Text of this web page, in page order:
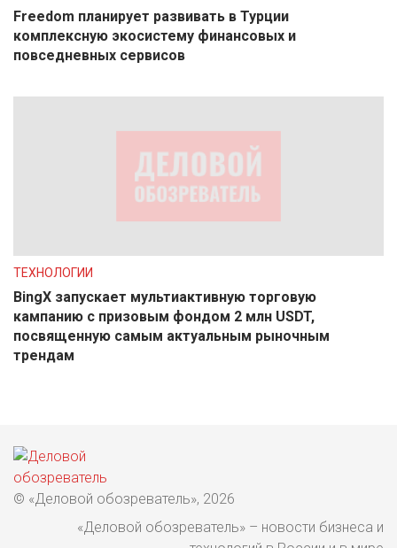
Freedom планирует развивать в Турции
комплексную экосистему финансовых и
повседневных сервисов
ТЕХНОЛОГИИ
BingX запускает мультиактивную торговую
кампанию с призовым фондом 2 млн USDT,
посвященную самым актуальным рыночным
трендам
© «Деловой обозреватель», 2026
«Деловой обозреватель» – новости бизнеса и